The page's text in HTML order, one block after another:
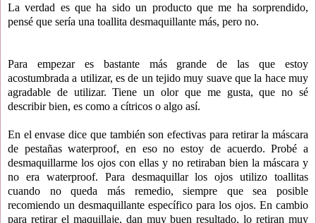
La verdad es que ha sido un producto que me ha sorprendido,
pensé que sería una toallita desmaquillante más, pero no.
Para empezar es bastante más grande de las que estoy
acostumbrada a utilizar, es de un tejido muy suave que la hace muy
agradable de utilizar. Tiene un olor que me gusta, que no sé
describir bien, es como a cítricos o algo así.
En el envase dice que también son efectivas para retirar la máscara
de pestañas waterproof, en eso no estoy de acuerdo. Probé a
desmaquillarme los ojos con ellas y no retiraban bien la máscara y
no era waterproof. Para desmaquillar los ojos utilizo toallitas
cuando no queda más remedio, siempre que sea posible
recomiendo un desmaquillante específico para los ojos. En cambio
para retirar el maquillaje, dan muy buen resultado, lo retiran muy